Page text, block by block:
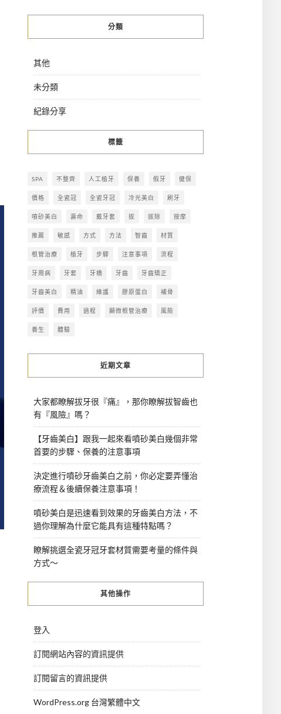
分類
其他
未分類
紀錄分享
標籤
SPA 不整齊 人工植牙 保養 假牙 健保
價格 全瓷冠 全瓷牙冠 冷光美白 刷牙
噴砂美白 壽命 戴牙套 拔 拔除 按摩
推薦 敏感 方式 方法 智齒 材質
根管治療 植牙 步驟 注意事項 流程
牙周病 牙套 牙橋 牙齒 牙齒矯正
牙齒美白 精油 維護 膠原蛋白 補骨
評價 費用 過程 顯微根管治療 風險
養生 體驗
近期文章
大家都瞭解拔牙很『痛』，那你瞭解拔智齒也
有『風險』嗎？
【牙齒美白】跟我一起來看噴砂美白幾個非常
首要的步驟、保養的注意事項
決定進行噴砂牙齒美白之前，你必定要弄懂治
療流程＆後續保養注意事項！
噴砂美白是迅速看到效果的牙齒美白方法，不
過你理解為什麼它能具有這種特點嗎？
瞭解挑選全瓷牙冠牙套材質需要考量的條件與
方式～
其他操作
登入
訂閱網站內容的資訊提供
訂閱留言的資訊提供
WordPress.org 台灣繁體中文